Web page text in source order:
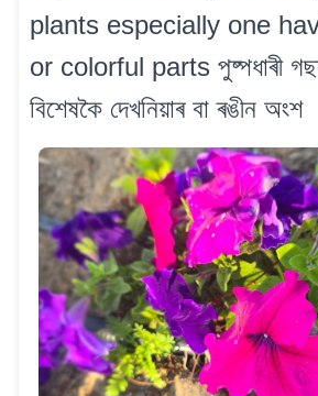
plants especially one
or colorful parts পুষ্পধাৰী
বিশেষকৈ দেখনিয়াৰ বা ৰঙীন অংশ